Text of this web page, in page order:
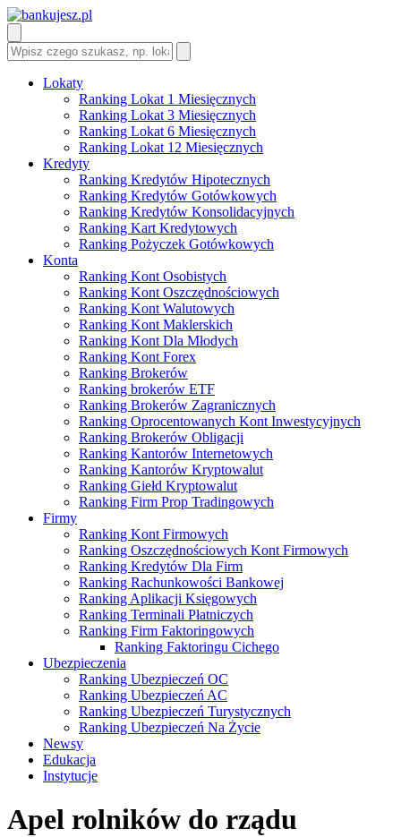
Lokaty
Ranking Lokat 1 Miesięcznych
Ranking Lokat 3 Miesięcznych
Ranking Lokat 6 Miesięcznych
Ranking Lokat 12 Miesięcznych
Kredyty
Ranking Kredytów Hipotecznych
Ranking Kredytów Gotówkowych
Ranking Kredytów Konsolidacyjnych
Ranking Kart Kredytowych
Ranking Pożyczek Gotówkowych
Konta
Ranking Kont Osobistych
Ranking Kont Oszczędnościowych
Ranking Kont Walutowych
Ranking Kont Maklerskich
Ranking Kont Dla Młodych
Ranking Kont Forex
Ranking Brokerów
Ranking brokerów ETF
Ranking Brokerów Zagranicznych
Ranking Oprocentowanych Kont Inwestycyjnych
Ranking Brokerów Obligacji
Ranking Kantorów Internetowych
Ranking Kantorów Kryptowalut
Ranking Giełd Kryptowalut
Ranking Firm Prop Tradingowych
Firmy
Ranking Kont Firmowych
Ranking Oszczędnościowych Kont Firmowych
Ranking Kredytów Dla Firm
Ranking Rachunkowości Bankowej
Ranking Aplikacji Księgowych
Ranking Terminali Płatniczych
Ranking Firm Faktoringowych
Ranking Faktoringu Cichego
Ubezpieczenia
Ranking Ubezpieczeń OC
Ranking Ubezpieczeń AC
Ranking Ubezpieczeń Turystycznych
Ranking Ubezpieczeń Na Życie
Newsy
Edukacja
Instytucje
Apel rolników do rządu